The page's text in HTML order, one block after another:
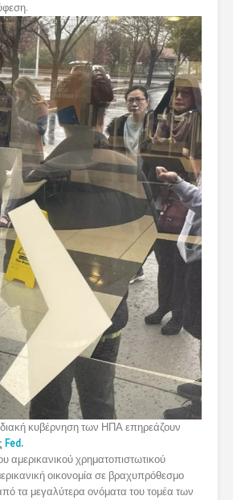
κυβέρνηση των ΗΠΑ επηρεάζουν
Fed.
χρηματοπιστωτικού
οικονομία σε βραχυπρόθεσμο
τα μεγαλύτερα ονόματα του τομέα των